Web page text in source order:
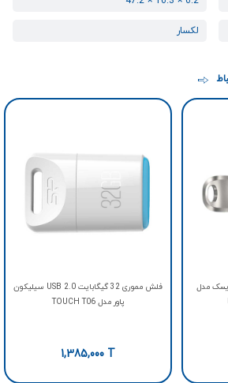
لکسار
سن دیسک مدل
فلش مموری 32 گیگابایت USB 2.0 سیلیکون
پاور مدل TOUCH T06
1,385,000 T